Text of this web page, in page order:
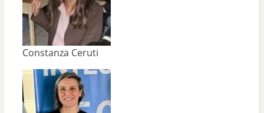
Constanza Ceruti